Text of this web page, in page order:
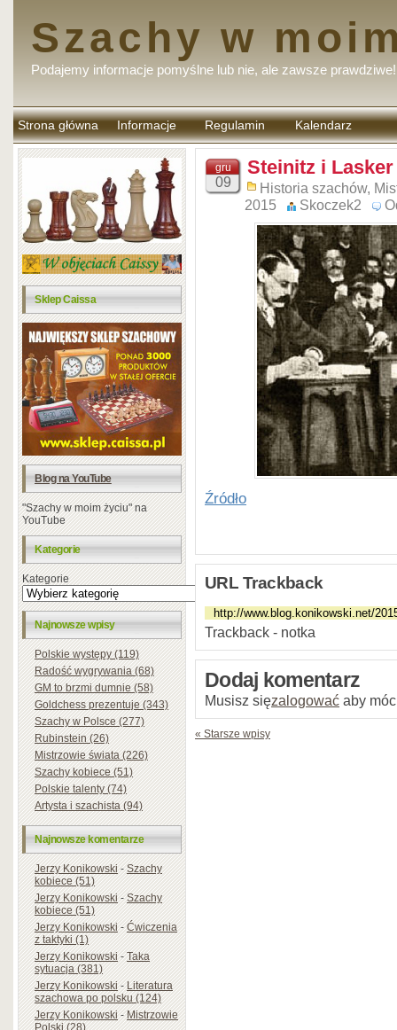
Szachy w
Podajemy informacje pomyślne lub nie, ale zawsze prawdziwe!
Strona główna Informacje Regulamin
komentarzy
Kalendarz
Sklep Caissa
Blog na YouTube
"Szachy w moim życiu" na
YouTube
Kategorie
Kategorie
Najnowsze wpisy
Polskie występy (119)
Radość wygrywania (68)
GM to brzmi dumnie (58)
Goldchess prezentuje (343)
Szachy w Polsce (277)
Rubinstein (26)
Mistrzowie świata (226)
Szachy kobiece (51)
Polskie talenty (74)
Artysta i szachista (94)
Najnowsze komentarze
Jerzy Konikowski-Szachy
kobiece (51)
Jerzy Konikowski-Szachy
kobiece (51)
Jerzy Konikowski-Ćwiczenia
z taktyki (1)
Jerzy Konikowski-Taka
sytuacja (381)
Jerzy Konikowski-Literatura
szachowa po polsku (124)
Jerzy Konikowski-Mistrzowie
Polski (28)
gru
09
Steinitz i Lasker
Historia szachów,
2015
Skoczek2
Źródło
URL Trackback
Trackback - notka
Dodaj komentarz
Musisz sięzalogować aby
« Starsze wpisy